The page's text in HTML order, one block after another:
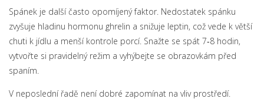
Spánek je další často opomíjený faktor. Nedostatek spánku
zvyšuje hladinu hormonu ghrelin a snižuje leptin, což vede k větší
chuti k jídlu a menší kontrole porcí. Snažte se spát 7‑8 hodin,
vytvořte si pravidelný režim a vyhýbejte se obrazovkám před
spaním.
V neposlední řadě není dobré zapomínat na vliv prostředí.